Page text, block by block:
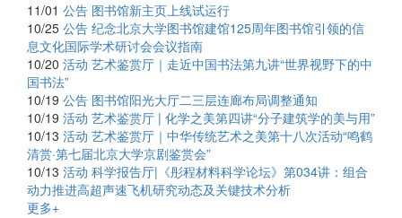
11/01 公告 图书馆新主页上线试运行
10/25 公告 纪念北京大学图书馆建馆125周年图书馆引领的信
息文化国际学术研讨会会议指南
10/20 活动 艺术鉴赏厅｜走近中国书法第九讲“世界视野下的中
国书法”
10/19 公告 图书馆阳光大厅二三层连廊布局调整通知
10/19 活动 艺术鉴赏厅 | 化学之美第四讲“分子建筑学的美与用”
10/13 活动 艺术鉴赏厅｜中华传统艺术之美第十八次活动“鸣鹤
清赏·第七届北京大学京剧鉴赏会”
10/13 活动 科学报告厅|《彤程材料科学论坛》第034讲：组合
动力推进高超声速飞机研究动态及关键技术分析
更多+